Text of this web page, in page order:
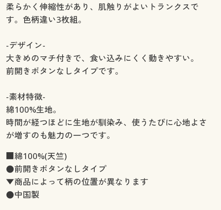
柔らかく伸縮性があり、肌触りがよいトランクスで
す。色柄違い3枚組。
-デザイン-
大きめのマチ付きで、食い込みにくく動きやすい。
前開きボタンなしタイプです。
-素材特徴-
綿100%生地。
時間が経つほどに生地が馴染み、使うたびに心地よさ
が増すのも魅力の一つです。
■綿100%(天竺)
●前開きボタンなしタイプ
▼商品によって柄の位置が異なります
●中国製